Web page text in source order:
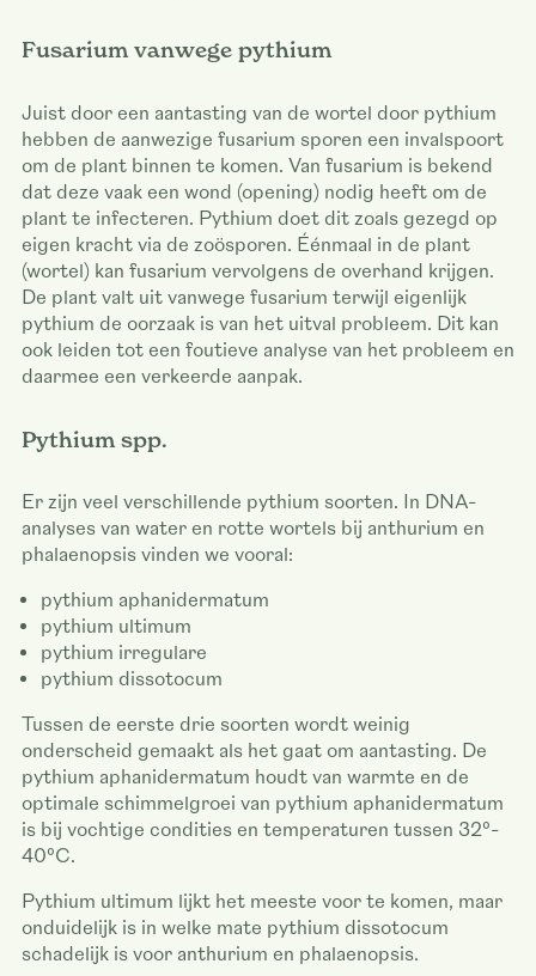
Fusarium vanwege pythium
Juist door een aantasting van de wortel door pythium
hebben de aanwezige fusarium sporen een invalspoort
om de plant binnen te komen. Van fusarium is bekend
dat deze vaak een wond (opening) nodig heeft om de
plant te infecteren. Pythium doet dit zoals gezegd op
eigen kracht via de zoösporen. Éénmaal in de plant
(wortel) kan fusarium vervolgens de overhand krijgen.
De plant valt uit vanwege fusarium terwijl eigenlijk
pythium de oorzaak is van het uitval probleem. Dit kan
ook leiden tot een foutieve analyse van het probleem en
daarmee een verkeerde aanpak.
Pythium spp.
Er zijn veel verschillende pythium soorten. In DNA-
analyses van water en rotte wortels bij anthurium en
phalaenopsis vinden we vooral:
pythium aphanidermatum
pythium ultimum
pythium irregulare
pythium dissotocum
Tussen de eerste drie soorten wordt weinig
onderscheid gemaakt als het gaat om aantasting. De
pythium aphanidermatum houdt van warmte en de
optimale schimmelgroei van pythium aphanidermatum
is bij vochtige condities en temperaturen tussen 32°-
40°C.
Pythium ultimum lijkt het meeste voor te komen, maar
onduidelijk is in welke mate pythium dissotocum
schadelijk is voor anthurium en phalaenopsis.